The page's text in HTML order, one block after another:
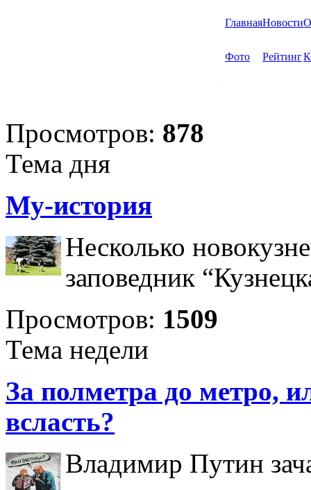
ГлавнаяНовости
Фото Рейтинг
Просмотров: 878
Тема дня
Му-история
Несколько
заповедник
Просмотров: 1509
Тема недели
За полметра до метро,
всласть?
Владимир Путин